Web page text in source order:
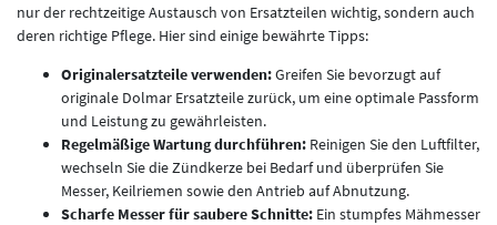
nur der rechtzeitige Austausch von Ersatzteilen wichtig, sondern auch
deren richtige Pflege. Hier sind einige bewährte Tipps:
Originalersatzteile verwenden:Greifen Sie bevorzugt auf
originale Dolmar Ersatzteile zurück, um eine optimale Passform
und Leistung zu gewährleisten.
Regelmäßige Wartung durchführen: Reinigen Sie den Luftfilter,
wechseln Sie die Zündkerze bei Bedarf und überprüfen Sie
Messer, Keilriemen sowie den Antrieb auf Abnutzung.
Scharfe Messer für saubere Schnitte: Ein stumpfes Mähmesser